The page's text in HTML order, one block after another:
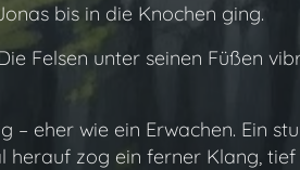
bis in die Knochen ging.
Felsen unter seinen Füßen
– eher wie ein Erwachen. Ein
herauf zog ein ferner Klang,